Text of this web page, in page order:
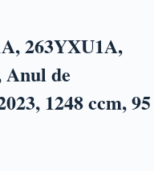
263YXU1A,
de
1248 ccm, 95